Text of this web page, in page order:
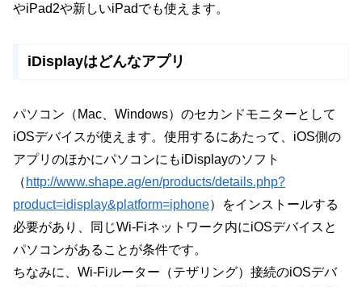
やiPad2や新しいiPadでも使えます。
iDisplayはどんなアプリ
パソコン（Mac、Windows）のセカンドモニターとして
iOSデバイスが使えます。使用するにあたって、iOS側の
アプリのほかにパソコンにもiDisplayのソフト
（ http://www.shape.ag/en/products/details.php?
product=idisplay&platform=iphone）をインストールする
必要があり、同じWi-Fiネットワーク内にiOSデバイスと
パソコンがあることが条件です。
ちなみに、Wi-Fiルーター（テザリング）接続のiOSデバ